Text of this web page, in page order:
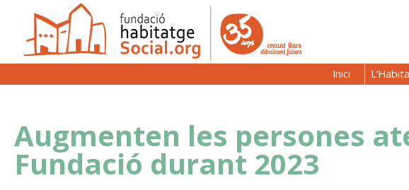
Inici
Augmenten les persones
Fundació durant 2023